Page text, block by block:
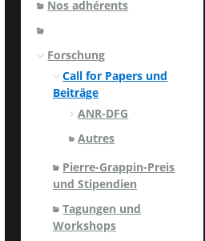
Nos adhérents
Forschung
Call for Papers und
Beiträge
ANR-DFG
Autres
Pierre-Grappin-Preis
und Stipendien
Tagungen und
Workshops